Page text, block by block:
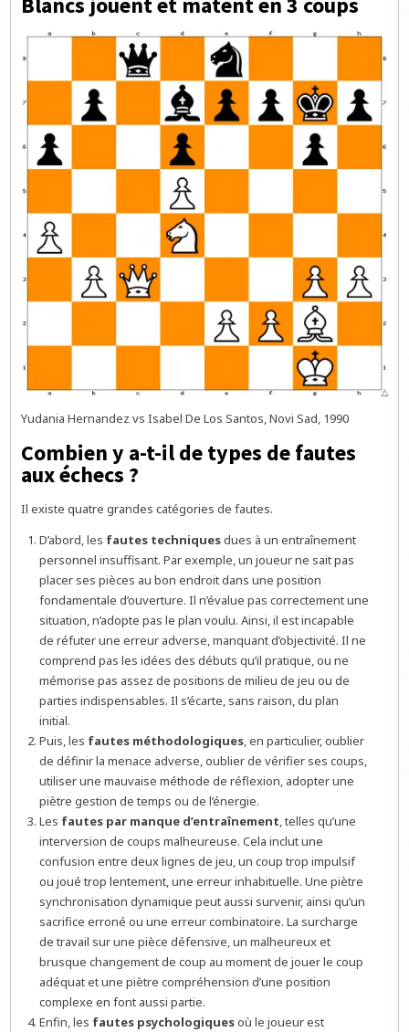
Yudania Hernandez vs Isabel De Los Santos, Novi Sad, 1990
Combien y a-t-il de types de fautes
aux échecs ?
Il existe quatre grandes catégories de fautes.
D’abord, les fautes techniquesdues à un entraînement
personnel insuffisant. Par exemple, un joueur ne sait pas
placer ses pièces au bon endroit dans une position
fondamentale d’ouverture. Il n’évalue pas correctement une
situation, n’adopte pas le plan voulu. Ainsi, il est incapable
de réfuter une erreur adverse, manquant d’objectivité. Il ne
comprend pas les idées des débuts qu’il pratique, ou ne
mémorise pas assez de positions de milieu de jeu ou de
parties indispensables. Il s’écarte, sans raison, du plan
initial.
Puis, les fautes méthodologiques, en particulier, oublier
de définir la menace adverse, oublier de vérifier ses coups,
utiliser une mauvaise méthode de réflexion, adopter une
piètre gestion de temps ou de l’énergie.
Les fautes par manque d’entraînement, telles qu’une
interversion de coups malheureuse. Cela inclut une
confusion entre deux lignes de jeu, un coup trop impulsif
ou joué trop lentement, une erreur inhabituelle. Une piètre
synchronisation dynamique peut aussi survenir, ainsi qu’un
sacrifice erroné ou une erreur combinatoire. La surcharge
de travail sur une pièce défensive, un malheureux et
brusque changement de coup au moment de jouer le coup
adéquat et une piètre compréhension d’une position
complexe en font aussi partie.
Enfin, les fautes psychologiquesoù le joueur est